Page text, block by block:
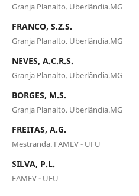
Granja Planalto. Uberlândia.MG
FRANCO, S.Z.S.
Granja Planalto. Uberlândia.MG
NEVES, A.C.R.S.
Granja Planalto. Uberlândia.MG
BORGES, M.S.
Granja Planalto. Uberlândia.MG
FREITAS, A.G.
Mestranda. FAMEV - UFU
SILVA, P.L.
FAMEV - UFU